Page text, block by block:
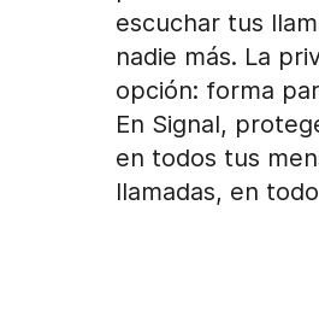
escuchar tus
nadie más. La
opción: forma
En Signal,
en todos tus
llamadas, en